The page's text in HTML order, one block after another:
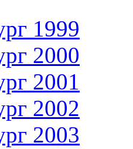
1999
2000
2001
2002
2003